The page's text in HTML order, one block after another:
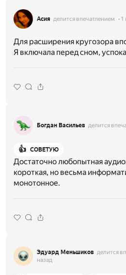
Асия делится впечатлением 1
Для расширения кругозора
Я включала перед сном,
Богдан Васильев делится
👍 СОВЕТУЮ
Достаточно любопытная
короткая, но весьма
монотонное.
Эдуард Меньшиков делится
назад